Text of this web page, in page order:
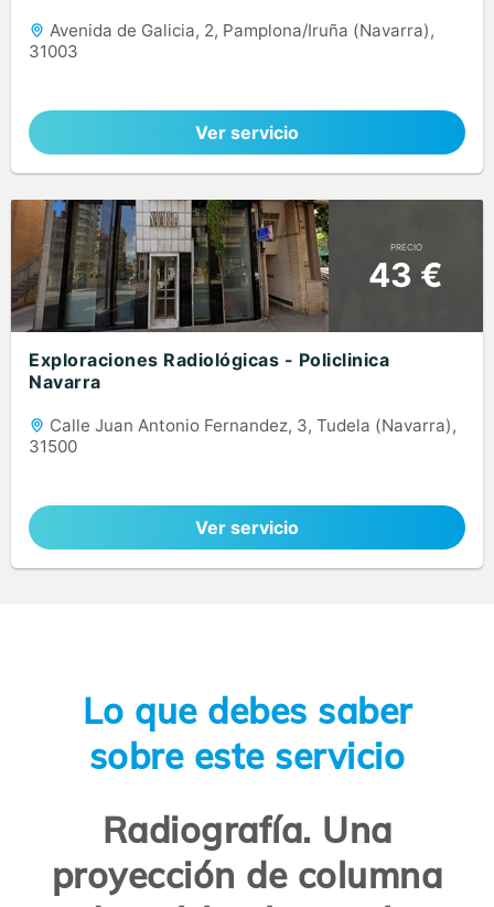
Avenida de Galicia, 2, Pamplona/Iruña (Navarra),
31003
Ver servicio
PRECIO
43 €
Exploraciones Radiológicas - Policlinica
Navarra
Calle Juan Antonio Fernandez, 3, Tudela (Navarra),
31500
Ver servicio
Lo que debes saber
sobre este servicio
Radiografía. Una
proyección de columna